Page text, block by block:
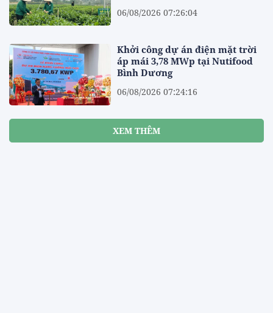
06/08/2026 07:26:04
Khởi công dự án điện mặt trời
áp mái 3,78 MWp tại Nutifood
Bình Dương
06/08/2026 07:24:16
XEM THÊM